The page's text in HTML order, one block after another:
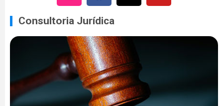
Consultoria Jurídica